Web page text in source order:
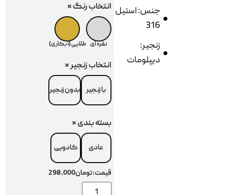
جنس: استیل
316
زنجیر:
دیپلومات
انتخاب رنگ*
نقره ای طلایی (آبکاری)
انتخاب زنجیر*
با زنجیر بدون زنجیر
بسته بندی*
عادی کادویی
قیمت:تومان298,000